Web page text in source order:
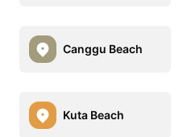
Canggu Beach
Kuta Beach